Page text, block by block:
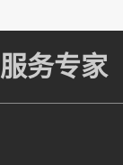
务专家